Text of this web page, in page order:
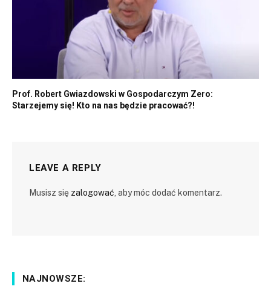
Prof. Robert Gwiazdowski w Gospodarczym Zero:
Starzejemy się! Kto na nas będzie pracować?!
LEAVE A REPLY
Musisz się zalogować , aby móc dodać komentarz.
NAJNOWSZE: